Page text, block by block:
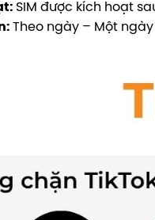
SIM được kích hoạt
Theo ngày – Một